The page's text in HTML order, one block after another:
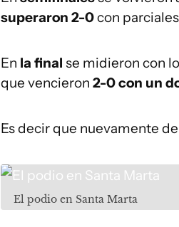
superaron 2-0con parciales
En la final se midieron con
que vencieron 2-0 con un
Es decir que nuevamente
El podio en Santa Marta